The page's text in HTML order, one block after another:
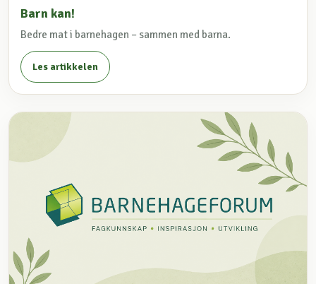
Barn kan!
Bedre mat i barnehagen – sammen med barna.
Les artikkelen